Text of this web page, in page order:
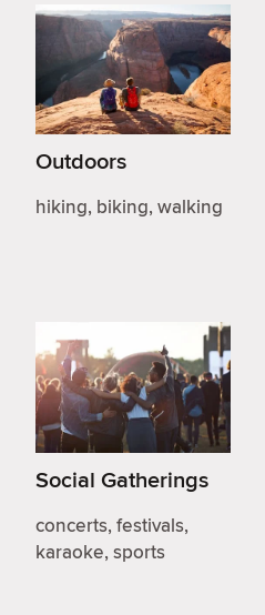
Outdoors
hiking, biking, walking
Social Gatherings
concerts, festivals,
karaoke, sports